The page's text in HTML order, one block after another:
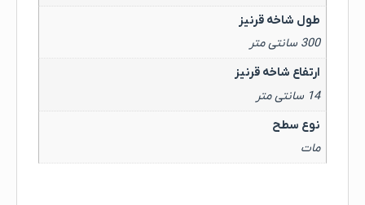
طول شاخه قرنیز
300 سانتی متر
ارتفاع شاخه قرنیز
14 سانتی متر
نوع سطح
مات